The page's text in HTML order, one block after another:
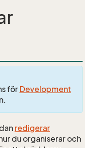
för Development
redigerar
du organiserar och